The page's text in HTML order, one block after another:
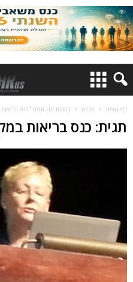
דף הבית תגיות כתבות עם תגית "כנס
תגית: כנס בריאות